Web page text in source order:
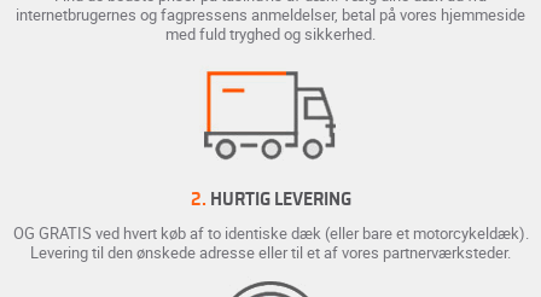
internetbrugernes og fagpressens anmeldelser, betal på vores hjemmeside
med fuld tryghed og sikkerhed.
2. HURTIG LEVERING
OG GRATIS ved hvert køb af to identiske dæk (eller bare et motorcykeldæk).
Levering til den ønskede adresse eller til et af vores partnerværksteder.